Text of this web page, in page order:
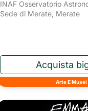
INAF Osservatorio
Sede di Merate, Merate
Arte E Musei